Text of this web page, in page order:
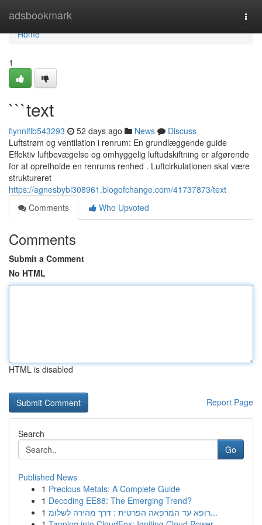
adsbookmark
Home
Home
1
```text
flynnlflb543293 52 days ago News
Discuss
Luftstrøm og ventilation i renrum: En grundlæggende guide
Effektiv luftbevægelse og omhyggelig luftudskiftning er afgørende
for at opretholde en renrums renhed . Luftcirkulationen skal være
struktureret
https://agnesbybi308961.blogofchange.com/41737873/text
Comments
Who Upvoted
Comments
Submit a Comment
No HTML
HTML is disabled
Report Page
Search
Go
Published News
1 Precious Metals: A Complete Guide
1 Decoding EE88: The Emerging Trend?
1
רופא עד המרפאה הפרטית : דרך מהירה לשלומ...